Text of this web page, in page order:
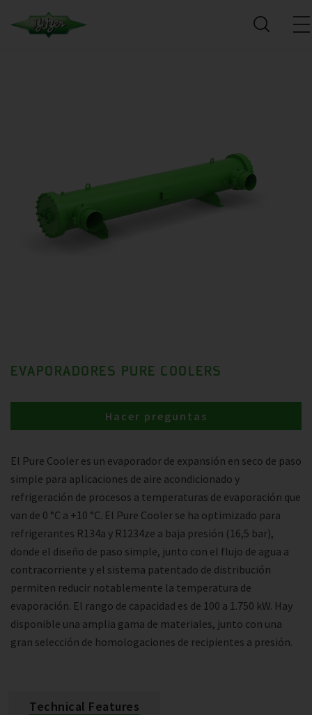
EVAPORADORES PURE COOLERS
El Pure Cooler es un evaporador de expansión en seco de paso
simple para aplicaciones de aire acondicionado y
refrigeración de procesos a temperaturas de evaporación que
van de 0 °C a +10 °C. El Pure Cooler se ha optimizado para
refrigerantes R134a y R1234ze a baja presión (16,5 bar),
donde el diseño de paso simple, junto con el flujo de agua a
contracorriente y el sistema patentado de distribución
permiten reducir notablemente la temperatura de
evaporación. El rango de capacidad es de 100 a 1.750 kW. Hay
disponible una amplia gama de materiales, junto con una
gran selección de homologaciones de recipientes a presión.
Hacer preguntas
Technical Features